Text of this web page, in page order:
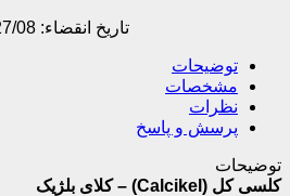
تاریخ انقضاء: 2027/08 |
توضیحات
مشخصات
نظرات
پرسش و پاسخ
توضیحات
کلسی کل (Calcikel) – کلای بلژیک